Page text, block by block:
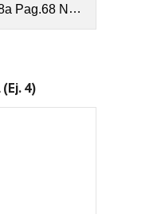
(Resuelve).pdf
(Ej. 4)